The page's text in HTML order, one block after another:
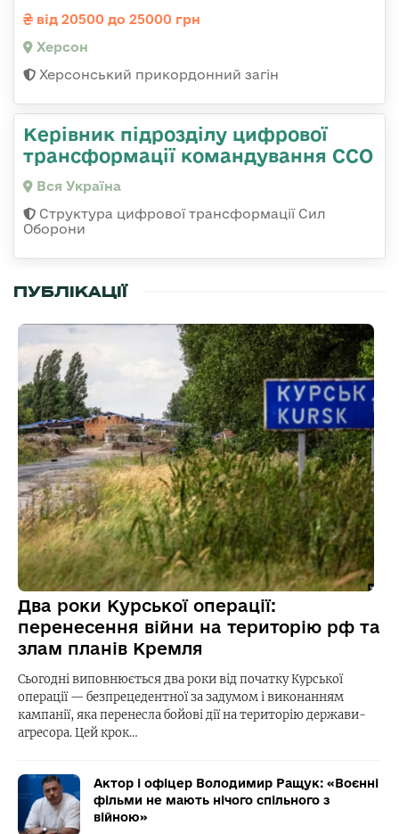
від 20500 до 25000 грн
Херсон
Херсонський прикордонний загін
Керівник підрозділу цифрової
трансформації командування ССО
Вся Україна
Структура цифрової трансформації Сил
Оборони
ПУБЛІКАЦІЇ
Два роки Курської операції:
перенесення війни на територію рф та
злам планів Кремля
Сьогодні виповнюється два роки від початку Курської
операції — безпрецедентної за задумом і виконанням
кампанії, яка перенесла бойові дії на територію держави-
агресора. Цей крок…
Актор і офіцер Володимир Ращук: «Воєнні
фільми не мають нічого спільного з
війною»